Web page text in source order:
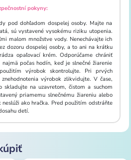
pokyny:
pod dohľadom dospelej osoby. Majte na
sú vystavené vysokému riziku utopenia.
malom množstve vody. Nenechávajte ich
dozoru dospelej osoby, a to ani na krátku
opaľovací krém. Odporúčame chrániť
počas hodín, keď je slnečné žiarenie
výrobok skontrolujte. Pri prvých
výrobok zlikvidujte. V čase,
skladujte na uzavretom, čistom a suchom
priamemu slnečnému žiareniu alebo
ako hračka. Pred použitím odstráňte
detí.